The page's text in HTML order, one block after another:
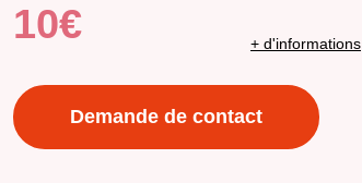
10€ + d'informations
Demande de contact